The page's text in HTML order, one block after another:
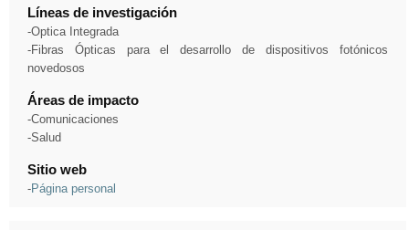
Líneas de investigación
-Optica Integrada
-Fibras Ópticas para el desarrollo de dispositivos fotónicos
novedosos
Áreas de impacto
-Comunicaciones
-Salud
Sitio web
-Página personal